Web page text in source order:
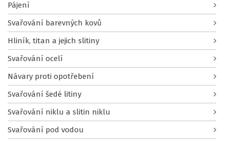
Pájení
Svařování barevných kovů
Hliník, titan a jejich slitiny
Svařování ocelí
Návary proti opotřebení
Svařování šedé litiny
Svařování niklu a slitin niklu
Svařování pod vodou